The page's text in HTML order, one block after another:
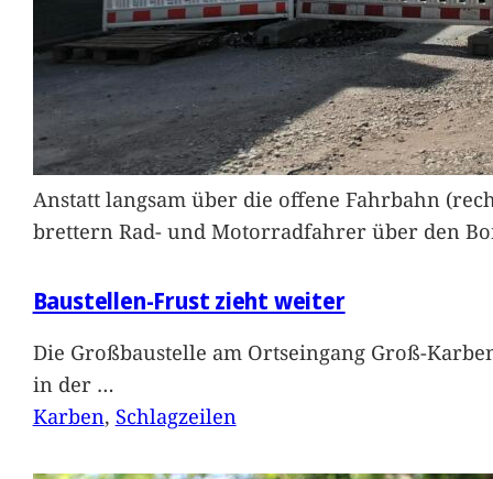
Anstatt langsam über die offene Fahrbahn
brettern Rad- und Motorradfahrer über den
Baustellen-Frust zieht weiter
Die Großbaustelle am Ortseingang Groß-
in der …
Karben, Schlagzeilen